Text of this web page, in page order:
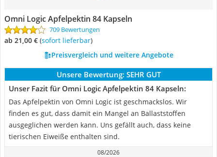
Omni Logic Apfelpektin 84 Kapseln
709 Bewertungen
ab 21,00 € ( Sofort lieferbar)
Preisvergleich und weitere Angebote
Unsere Bewertung: SEHR GUT
Unser Fazit für Omni Logic Apfelpektin 84 Kapseln:
Das Apfelpektin von Omni Logic ist geschmackslos. Wir
finden es gut, dass damit ein Mangel an Ballaststoffen
ausgeglichen werden kann. Uns gefällt auch, dass keine
tierischen Eiweiße enthalten sind.
08/2026